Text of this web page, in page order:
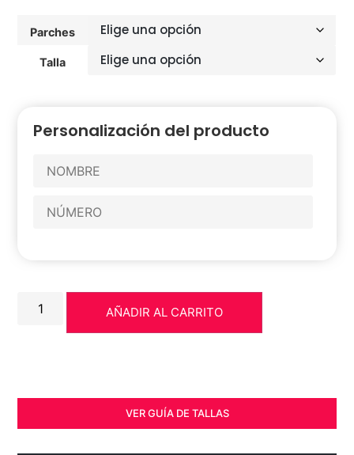
Parches
Talla
Personalización del producto
AÑADIR AL CARRITO
VER GUÍA DE TALLAS